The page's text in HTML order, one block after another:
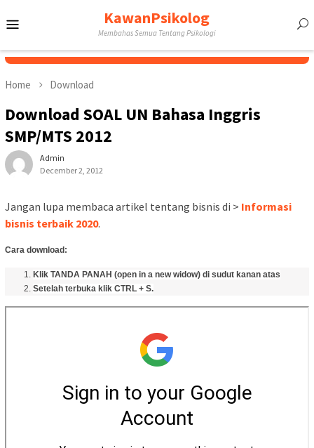
to
KawanPsikolog
Membahas Semua Tentang Psikologi
Home Download
Download SOAL UN Bahasa Inggris
SMP/MTS 2012
Admin
December 2, 2012
Jangan lupa membaca artikel tentang bisnis di > Informasi
bisnis terbaik 2020.
Cara download:
Klik TANDA PANAH (open in a new widow) di sudut kanan atas
Setelah terbuka klik CTRL + S.